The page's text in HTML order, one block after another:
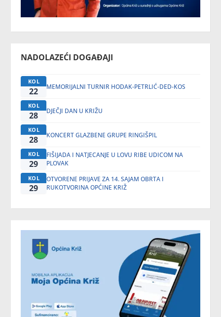
NADOLAZEĆI DOGAĐAJI
KOL
22 MEMORIJALNI TURNIR HODAK-PETRLIĆ-DED-KOS
KOL
28 DJEČJI DAN U KRIŽU
KOL
28 KONCERT GLAZBENE GRUPE RINGIŠPIL
KOL
29
FIŠIJADA I NATJECANJE U LOVU RIBE UDICOM NA
PLOVAK
KOL
29
OTVORENE PRIJAVE ZA 14. SAJAM OBRTA I
RUKOTVORINA OPĆINE KRIŽ